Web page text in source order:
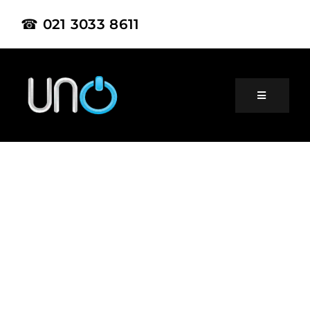
☎ 021 3033 8611